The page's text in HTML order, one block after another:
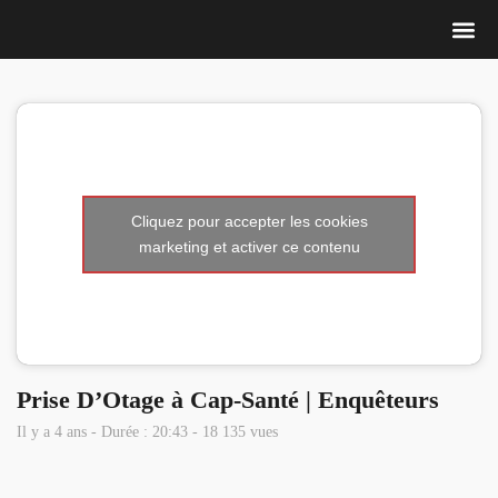
Cliquez pour accepter les cookies
marketing et activer ce contenu
Prise D’Otage à Cap-Santé | Enquêteurs
Il y a 4 ans - Durée : 20:43 - 18 135 vues